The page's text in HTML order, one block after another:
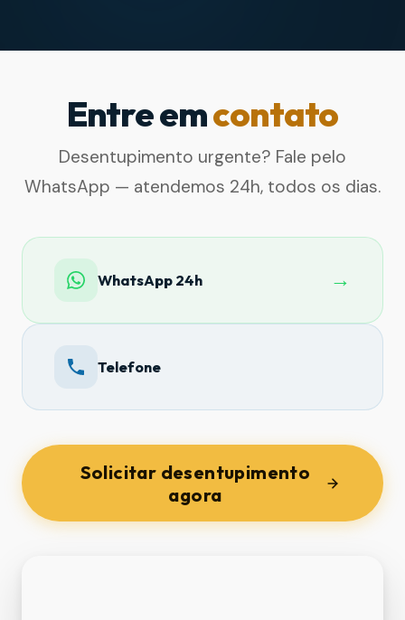
Entre emcontato
Desentupimento urgente? Fale pelo
WhatsApp — atendemos 24h, todos os dias.
WhatsApp 24h →
Telefone
Solicitar desentupimento
agora